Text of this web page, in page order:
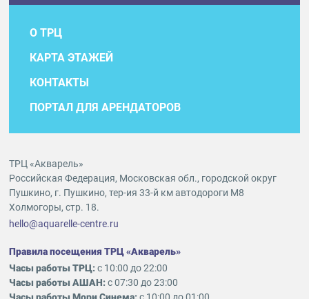
О ТРЦ
КАРТА ЭТАЖЕЙ
КОНТАКТЫ
ПОРТАЛ ДЛЯ АРЕНДАТОРОВ
ТРЦ «Акварель»
Российская Федерация, Московская обл., городской округ
Пушкино, г. Пушкино, тер-ия 33-й км автодороги М8
Холмогоры, стр. 18.
hello@aquarelle-centre.ru
Правила посещения ТРЦ «Акварель»
Часы работы ТРЦ:с 10:00 до 22:00
Часы работы АШАН:с 07:30 до 23:00